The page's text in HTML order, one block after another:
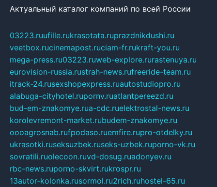
Актуальный каталог компаний по всей России
03223.ruufille.rukrasotata.ruprazdnikdushi.ru
veetbox.rucinemapost.ruciam-fr.rukraft-you.ru
mega-press.ru03223.ruweb-explore.rurastenuya.ru
eurovision-russia.rustrah-news.rufreeride-team.ru
itrack-24.rusexshopexpress.ruautostudiopro.ru
alabuga-cityhotel.rupornv.ruatlantpereezd.ru
bud-em-znakomye.rua-cdc.ruelektrostal-news.ru
korolevremont-market.rubudem-znakomye.ru
oooagrosnab.rufpodaso.ruemfire.rupro-otdelky.ru
ukrasotki.ruseksuzbek.ruseks-uzbek.ruporno-vk.ru
sovratili.ruolecoon.ruvd-dosug.ruadonyev.ru
rbc-news.ruporno-skvirt.rukrospr.ru
13autor-kolonka.rusormol.ru2rich.ruhostel-65.ru